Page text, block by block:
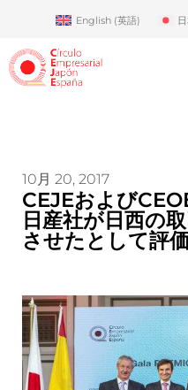
English(英語)
10月 20, 2017
CEJEおよび
日産社が日西の
させたとして評